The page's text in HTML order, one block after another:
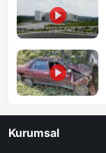
Kurumsal